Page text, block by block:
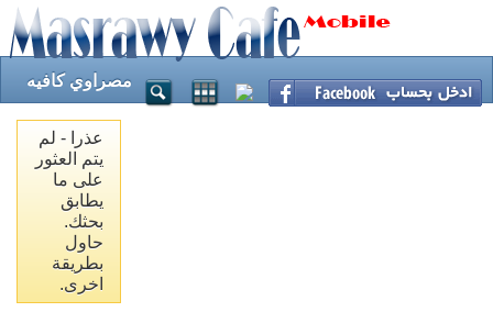
مصراوي كافيه
عذرا - لم
يتم العثور
على ما
يطابق
بحثك.
حاول
بطريقة
اخرى.